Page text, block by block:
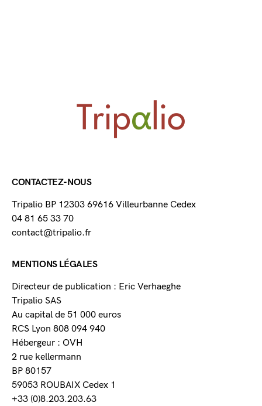
CONTACTEZ-NOUS
Tripalio BP 12303 69616 Villeurbanne Cedex
04 81 65 33 70
contact@tripalio.fr
MENTIONS LÉGALES
Directeur de publication : Eric Verhaeghe
Tripalio SAS
Au capital de 51 000 euros
RCS Lyon 808 094 940
Hébergeur : OVH
2 rue kellermann
BP 80157
59053 ROUBAIX Cedex 1
+33 (0)8.203.203.63